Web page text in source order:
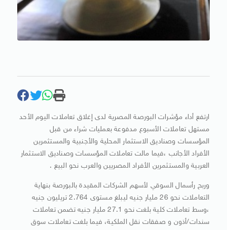
ارتفع أداء مؤشرات البورصة المصرية لدى إغلاق تعاملات اليوم الأحد
مستهل تعاملات الأسبوع مدفوعة بعمليات شراء من قبل
المؤسسات وصناديق الاستثمار المحلية والأجنبية والمستثمرين
الأفراد الأجانب ،فيما مالت تعاملات المؤسسات وصناديق الاستثمار
العربية والمستثمرين الأفراد المصريين والعرب نحو البيع .
وربح رأسمال السوقي لأسهم الشركات المقيدة بالبورصة بنهاية
التعاملات نحو 26 مليار جنيه ليبلغ مستوى 2.764 تريليون جنيه
،وسط تعاملات كلية بلغت نحو 27.1 مليار جنيه تضمن تعاملات
سندات/أذون و صفقات نقل الملكية، فيما بلغت تعاملات سوق